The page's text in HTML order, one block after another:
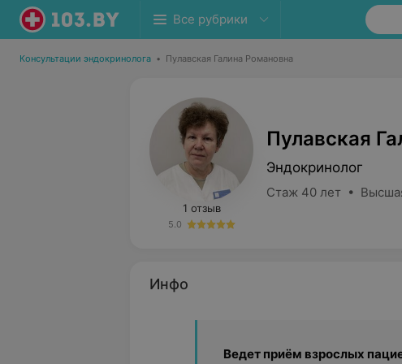
Все рубрики
Консультации эндокринолога • Пулавская Галина Романовна
1 отзыв
5.0
Пулавская
Эндокринолог
Стаж 40 лет •
Инфо
Ведет приём взрослых